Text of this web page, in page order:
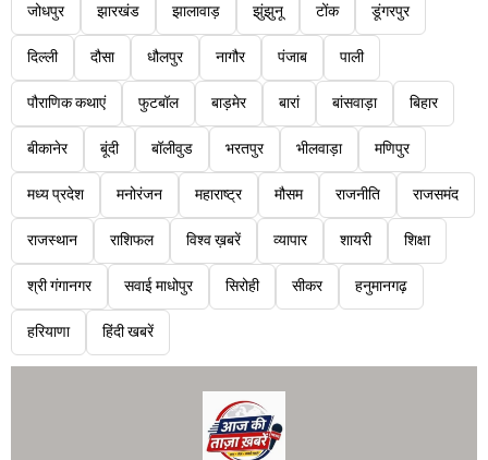
जोधपुर झारखंड झालावाड़ झुंझुनू टोंक डूंगरपुर
दिल्ली दौसा धौलपुर नागौर पंजाब पाली
पौराणिक कथाएं फुटबॉल बाड़मेर बारां बांसवाड़ा बिहार
बीकानेर बूंदी बॉलीवुड भरतपुर भीलवाड़ा मणिपुर
मध्य प्रदेश मनोरंजन महाराष्ट्र मौसम राजनीति राजसमंद
राजस्थान राशिफल विश्व ख़बरें व्यापार शायरी शिक्षा
श्री गंगानगर सवाई माधोपुर सिरोही सीकर हनुमानगढ़
हरियाणा हिंदी खबरें